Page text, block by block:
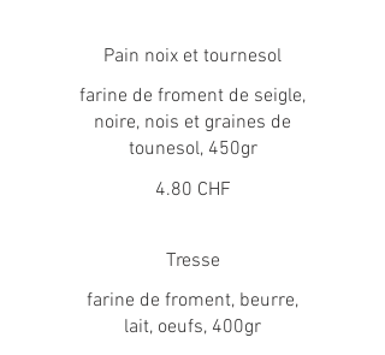
Pain noix et tournesol
farine de froment de seigle,
noire, nois et graines de
tounesol, 450gr
4.80 CHF
Tresse
farine de froment, beurre,
lait, oeufs, 400gr